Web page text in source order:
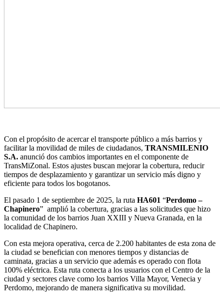
Con el propósito de acercar el transporte público a más barrios y
facilitar la movilidad de miles de ciudadanos, TRANSMILENIO
S.A. anunció dos cambios importantes en el componente de
TransMiZonal. Estos ajustes buscan mejorar la cobertura, reducir
tiempos de desplazamiento y garantizar un servicio más digno y
eficiente para todos los bogotanos.
El pasado 1 de septiembre de 2025, la ruta HA601 “Perdomo –
Chapinero” amplió la cobertura, gracias a las solicitudes que hizo
la comunidad de los barrios Juan XXIII y Nueva Granada, en la
localidad de Chapinero.
Con esta mejora operativa, cerca de 2.200 habitantes de esta zona de
la ciudad se benefician con menores tiempos y distancias de
caminata, gracias a un servicio que además es operado con flota
100% eléctrica. Esta ruta conecta a los usuarios con el Centro de la
ciudad y sectores clave como los barrios Villa Mayor, Venecia y
Perdomo, mejorando de manera significativa su movilidad.